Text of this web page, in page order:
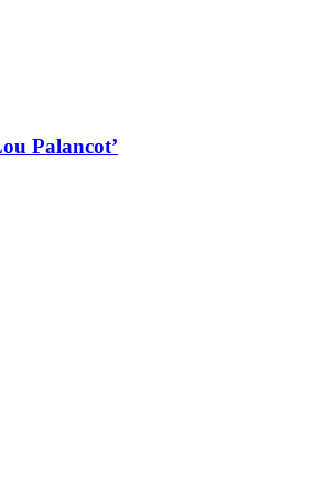
Palancot’